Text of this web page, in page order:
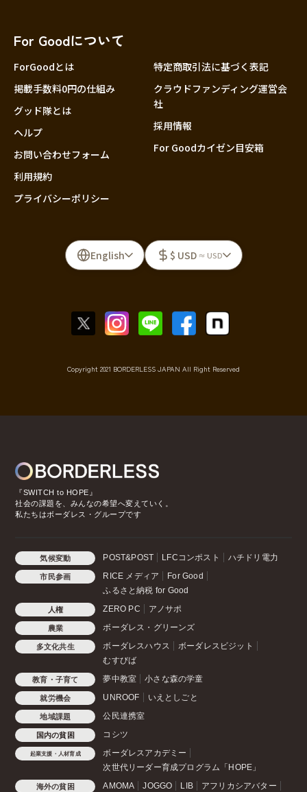
For Goodについて
ForGoodとは
掲載手数料0円の仕組み
グッド隊とは
ヘルプ
お問い合わせフォーム
利用規約
プライバシーポリシー
特定商取引法に基づく表記
クラウドファンディング運営会
社
採用情報
For Goodカイゼン目安箱
English $ USD ≈ USD
Copyright 2021 BORDERLESS JAPAN All Right Reserved
『SWITCH to HOPE』
社会の課題を、みんなの希望へ変えていく。
私たちはボーダレス・グループです
気候変動 POST&POST LFCコンポスト ハチドリ電力
市民参画 RICE メディア
For Good
ふるさと納税 for Good
人権 ZERO PC アノサポ
農業 ボーダレス・グリーンズ
多文化共生 ボーダレスハウス
ボーダレスビジット
むすびば
教育・子育て 夢中教室 小さな森の学童
就労機会 UNROOF いえとしごと
地域課題 公民連携室
国内の貧困 コシツ
起業支援・人材育成
ボーダレスアカデミー
次世代リーダー育成プログラム「HOPE」
海外の貧困 AMOMA JOGGO LIB
アフリカシアバター